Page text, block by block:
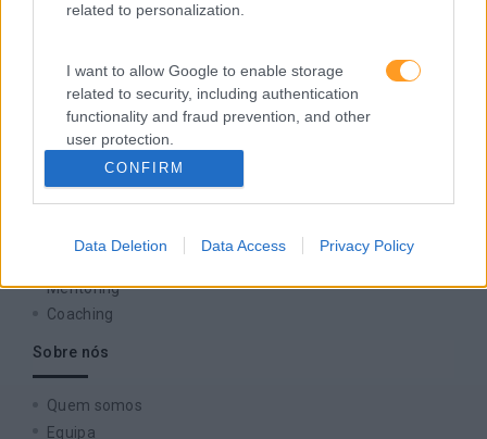
related to personalization.
I want to allow Google to enable storage
related to security, including authentication
functionality and fraud prevention, and other
user protection.
CONFIRM
Data Deletion Data Access Privacy Policy
Ver todas as formações
Consultoria
Mentoring
Coaching
Sobre nós
Quem somos
Equipa